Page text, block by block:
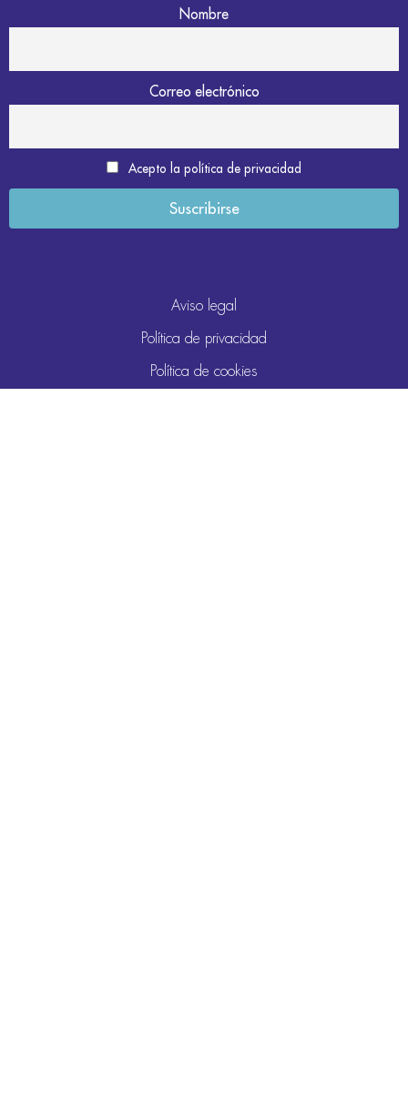
Nombre
Correo electrónico
Acepto la política de privacidad
Aviso legal
Política de privacidad
Política de cookies